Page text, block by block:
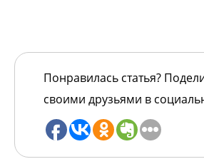
Понравилась статья?
своими друзьями в